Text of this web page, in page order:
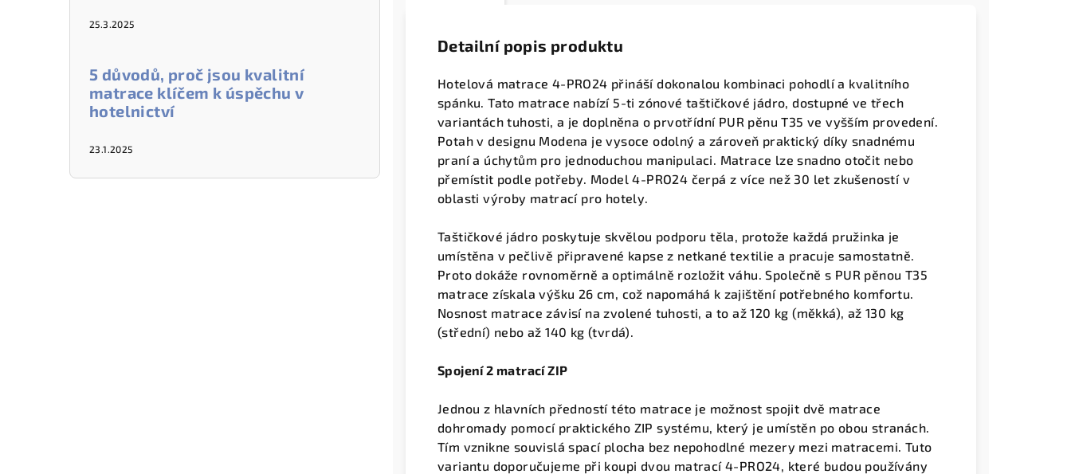
25.3.2025
5 důvodů, proč jsou kvalitní
matrace klíčem k úspěchu v
hotelnictví
23.1.2025
Detailní popis produktu
Hotelová matrace 4-PRO24 přináší dokonalou kombinaci pohodlí a kvalitního
spánku. Tato matrace nabízí 5-ti zónové taštičkové jádro, dostupné ve třech
variantách tuhosti, a je doplněna o prvotřídní PUR pěnu T35 ve vyšším provedení.
Potah v designu Modena je vysoce odolný a zároveň praktický díky snadnému
praní a úchytům pro jednoduchou manipulaci. Matrace lze snadno otočit nebo
přemístit podle potřeby. Model 4-PRO24 čerpá z více než 30 let zkušeností v
oblasti výroby matrací pro hotely.
Taštičkové jádro poskytuje skvělou podporu těla, protože každá pružinka je
umístěna v pečlivě připravené kapse z netkané textilie a pracuje samostatně.
Proto dokáže rovnoměrně a optimálně rozložit váhu. Společně s PUR pěnou T35
matrace získala výšku 26 cm, což napomáhá k zajištění potřebného komfortu.
Nosnost matrace závisí na zvolené tuhosti, a to až 120 kg (měkká), až 130 kg
(střední) nebo až 140 kg (tvrdá).
Spojení 2 matrací ZIP
Jednou z hlavních předností této matrace je možnost spojit dvě matrace
dohromady pomocí praktického ZIP systému, který je umístěn po obou stranách.
Tím vznikne souvislá spací plocha bez nepohodlné mezery mezi matracemi. Tuto
variantu doporučujeme při koupi dvou matrací 4-PRO24, které budou používány